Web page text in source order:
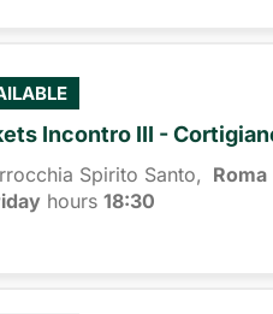
Incontro III -
Spirito Santo, Roma
hours 18:30